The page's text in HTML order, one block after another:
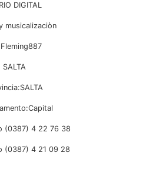
DIGITAL
musicalizaciòn
SALTA
(0387) 4 22 76 38
(0387) 4 21 09 28